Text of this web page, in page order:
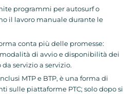
programmi per autosurf o
il lavoro manuale durante le
conta più delle promesse:
di avvio e disponibilità dei
servizio a servizio.
MTP e BTP, è una forma di
sulle piattaforme PTC; solo dopo si